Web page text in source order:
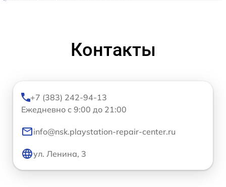
Контакты
+7 (383) 242-94-13
Ежедневно с 9:00 до 21:00
info@nsk.playstation-repair-center.ru
ул. Ленина, 3